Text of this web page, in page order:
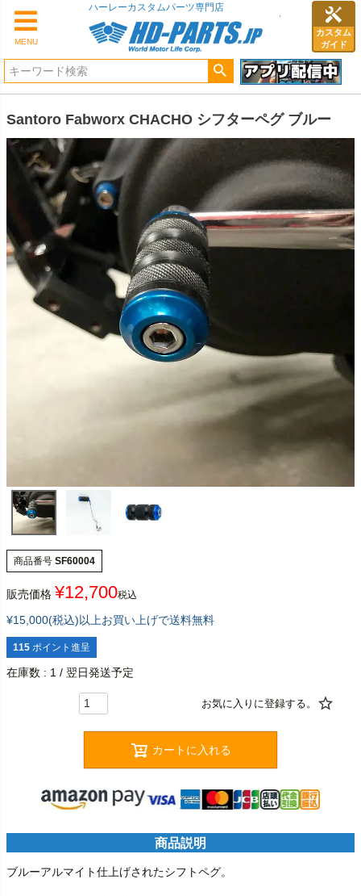
MENU
カスタム
ガイド
ハーレーカスタムパーツ専門店
Santoro Fabworx CHACHO シフターペグ ブルー
商品番号 SF60004
販売価格 ¥12,700税込
¥15,000(税込)以上お買い上げで送料無料
115 ポイント進呈
在庫数 1 / 翌日発送予定
カートに入れる
商品説明
ブルーアルマイト仕上げされたシフトペグ。